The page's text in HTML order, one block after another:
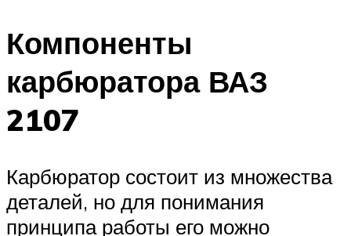
Компоненты
карбюратора ВАЗ
2107
Карбюратор состоит из множества
деталей, но для понимания
принципа работы его можно